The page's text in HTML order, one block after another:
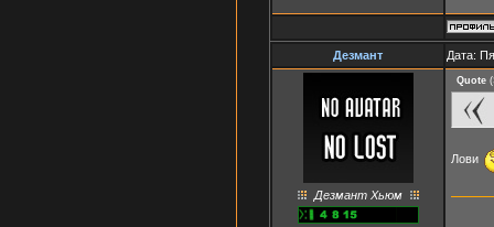
Дезмант Дата:
Дезмант Хьюм
Quote (
Лови